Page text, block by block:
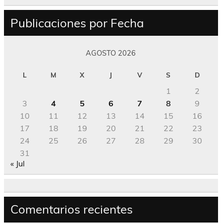
Publicaciones por Fecha
AGOSTO 2026
L M X J V S D
1
2
3
4 5 6 7 8
9
10
11 12 13 14 15
16
17
18 19 20 21 22
23
24
25 26 27 28 29
30
31
« Jul
Comentarios recientes